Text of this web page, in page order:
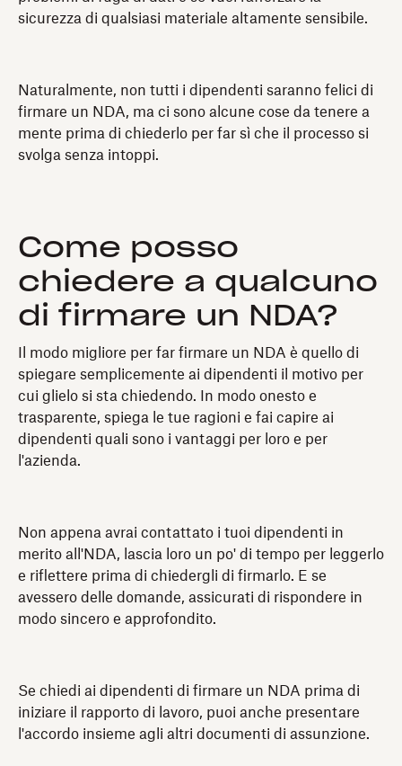
sicurezza di qualsiasi materiale altamente sensibile.
Naturalmente, non tutti i dipendenti saranno felici di
firmare un NDA, ma ci sono alcune cose da tenere a
mente prima di chiederlo per far sì che il processo si
svolga senza intoppi.
Come posso
chiedere a qualcuno
di firmare un NDA?
Il modo migliore per far firmare un NDA è quello di
spiegare semplicemente ai dipendenti il motivo per
cui glielo si sta chiedendo. In modo onesto e
trasparente, spiega le tue ragioni e fai capire ai
dipendenti quali sono i vantaggi per loro e per
l'azienda.
Non appena avrai contattato i tuoi dipendenti in
merito all'NDA, lascia loro un po' di tempo per leggerlo
e riflettere prima di chiedergli di firmarlo. E se
avessero delle domande, assicurati di rispondere in
modo sincero e approfondito.
Se chiedi ai dipendenti di firmare un NDA prima di
iniziare il rapporto di lavoro, puoi anche presentare
l'accordo insieme agli altri documenti di assunzione.